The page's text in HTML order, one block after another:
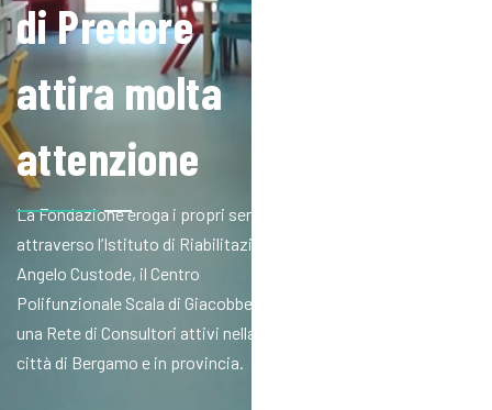
di Predore
attira molta
attenzione
La Fondazione eroga i propri servizi
attraverso l’Istituto di Riabilitazione
Angelo Custode, il Centro
Polifunzionale Scala di Giacobbe e
una Rete di Consultori attivi nella
città di Bergamo e in provincia.